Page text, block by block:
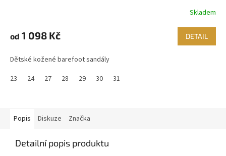
Skladem
od 1 098 Kč DETAIL
Dětské kožené barefoot sandály
23
24 27 28 29 30 31
Popis Diskuze Značka
Detailní popis produktu